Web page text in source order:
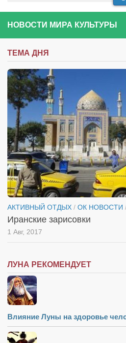
НОВОСТИ МИРА КУЛЬТУРЫ
ТЕМА ДНЯ
АКТИВНЫЙ ОТДЫХ / ОК НОВОСТИ
Иранские зарисовки
1 Авг, 2017
ЛУНА РЕКОМЕНДУЕТ
Влияние Луны на здоровье